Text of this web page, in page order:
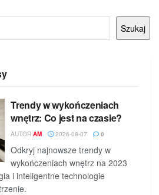
Szukaj
Trendy w wykończeniach
wnętrz: Co jest na czasie?
AUTOR AM 2026-08-07 0
Odkryj najnowsze trendy w
wykończeniach wnętrz na 2023
i inteligentne technologie